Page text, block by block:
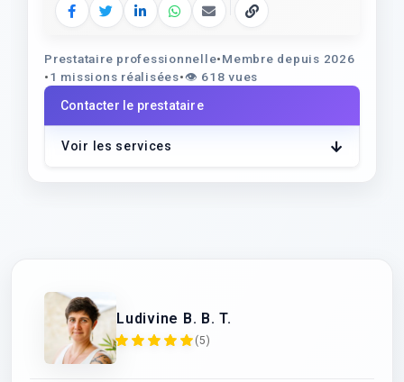
Facebook
TwitterLinkedInWhatsApp
E‑mailCopier le lien
Prestataire professionnelle•Membre depuis 2026
•1 missions réalisées•👁️ 618 vues
Contacter le prestataire
Voir les services
Ludivine B. B. T.
(5)